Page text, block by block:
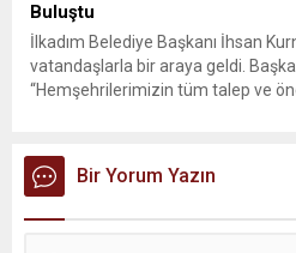
Buluştu
İlkadım Belediye Başkanı İhsan
vatandaşlarla bir araya geldi.
“Hemşehrilerimizin tüm talep ve
sohbet eden, onların talep ve
Kurnaz, gelen taleplerin çözümü
Bir Yorum Yazın